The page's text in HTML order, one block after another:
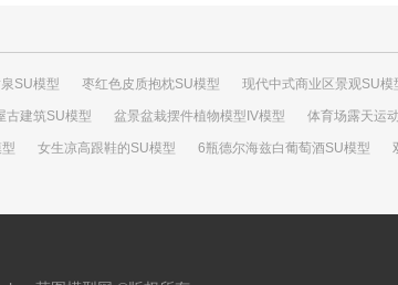
SU模型 枣红色皮质抱枕SU模型 现代中式商业区景观SU模
古建筑SU模型 盆景盆栽摆件植物模型IV模型 体育场露天运
女生凉高跟鞋的SU模型 6瓶德尔海兹白葡萄酒SU模型